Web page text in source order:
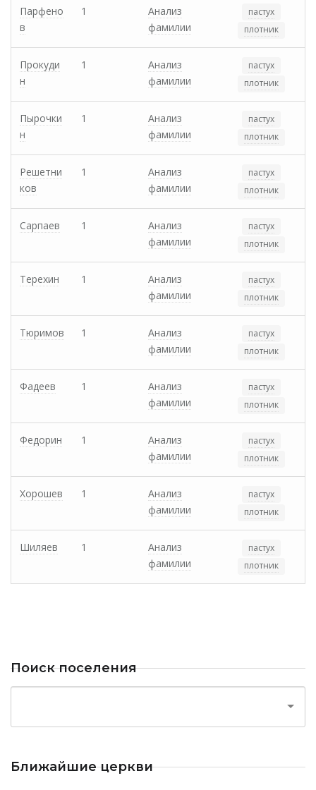
Парфено
в
1
Анализ
фамилии
пастух
плотник
Прокуди
н
1
Анализ
фамилии
пастух
плотник
Пырочки
н
1
Анализ
фамилии
пастух
плотник
Решетни
ков
1
Анализ
фамилии
пастух
плотник
Сарпаев 1
Анализ
фамилии
пастух
плотник
Терехин 1
Анализ
фамилии
пастух
плотник
Тюримов 1
Анализ
фамилии
пастух
плотник
Фадеев 1
Анализ
фамилии
пастух
плотник
Федорин 1
Анализ
фамилии
пастух
плотник
Хорошев 1
Анализ
фамилии
пастух
плотник
Шиляев 1
Анализ
фамилии
пастух
плотник
Поиск поселения
Ближайшие церкви